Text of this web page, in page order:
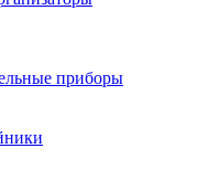
приборы